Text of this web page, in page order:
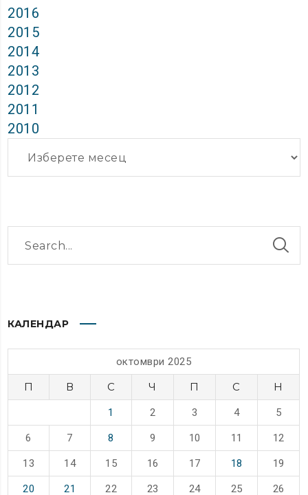
2016
2015
2014
2013
2012
2011
2010
КАЛЕНДАР
октомври 2025
П В С Ч П С Н
1 2 3 4 5
6 7 8 9 10 11 12
13 14 15 16 17 18 19
20 21 22 23 24 25 26